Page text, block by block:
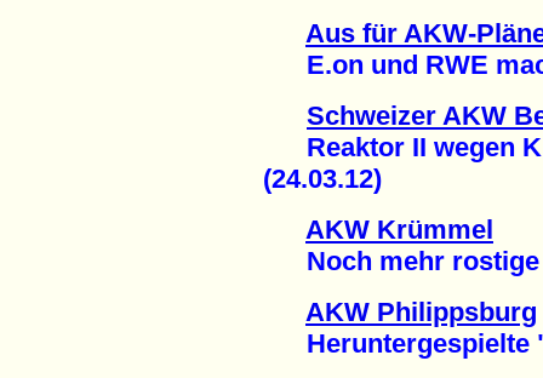
Aus für AKW-
E.on und RWE
Schweizer AKW
Reaktor II wegen
(24.03.12)
AKW Krümmel
Noch mehr rostige
AKW Philippsburg
Heruntergespielte